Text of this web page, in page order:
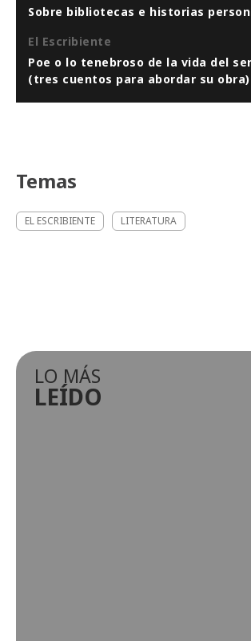
Sobre bibliotecas e historias
El Escribiente
Poe o lo tenebroso de la vida del
(tres cuentos para abordar su obra)
Temas
EL ESCRIBIENTE LITERATURA
LO MÁS
LEÍDO